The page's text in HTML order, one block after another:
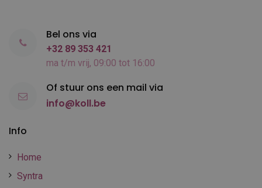
Info
Home
Syntra
Bel ons via
+32 89 353 421
ma t/m vrij, 09:00 tot 16:00
Of stuur ons een mail via
info@koll.be